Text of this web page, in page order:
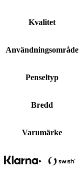
Kvalitet
Användningsområde
Penseltyp
Bredd
Varumärke